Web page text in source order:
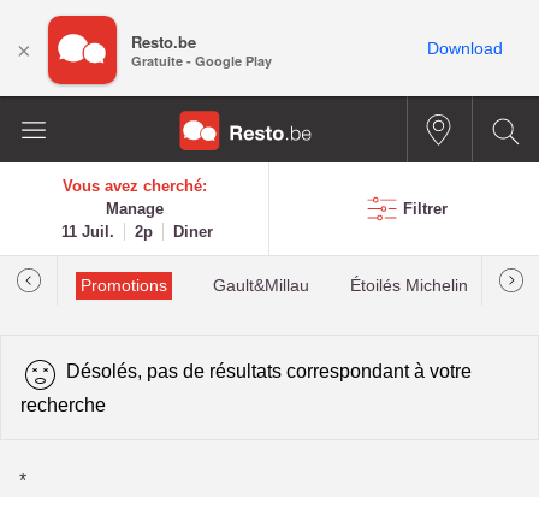
Vous avez cherché:
Manage
11 Juil.
2p Diner
Filtrer
Promotions Gault&Millau Étoilés Michelin
Désolés, pas de résultats correspondant à votre
recherche
*
× Resto.be
Gratuite - Google Play
Download